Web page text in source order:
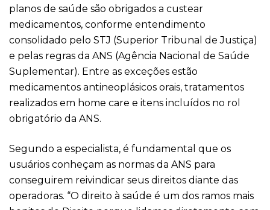
planos de saúde são obrigados a custear
medicamentos, conforme entendimento
consolidado pelo STJ (Superior Tribunal de Justiça)
e pelas regras da ANS (Agência Nacional de Saúde
Suplementar). Entre as exceções estão
medicamentos antineoplásicos orais, tratamentos
realizados em home care e itens incluídos no rol
obrigatório da ANS.
Segundo a especialista, é fundamental que os
usuários conheçam as normas da ANS para
conseguirem reivindicar seus direitos diante das
operadoras. “O direito à saúde é um dos ramos mais